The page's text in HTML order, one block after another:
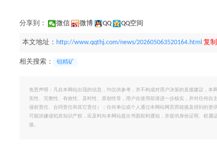
分享到： 微信 微博 QQ QQ空间
本文地址： http://www.qqthj.com/news/202605063520164.html 复
相关搜索： 钼精矿
免责声明：凡在本网站出现的信息，均仅供参考，并不构成对用户决策的直接建议，
实性、完整性、有效性、及时性、原创性等，用户在使用前请进一步核实，并对任何
侵权责任、合同责任和其它责任）；任何单位或个人通过本网站网页而链接及得到的
可能涉嫌侵犯其知识产权，应及时向本网站提出书面权利通知，并提供身份证明、权
接。